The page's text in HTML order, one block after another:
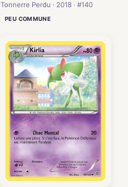
Tonnerre Perdu · 2018 · #140
PEU COMMUNE